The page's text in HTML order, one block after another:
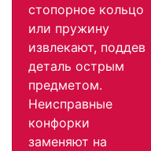
стопорное кольцо
или пружину
извлекают, поддев
деталь острым
предметом.
Неисправные
конфорки
заменяют на